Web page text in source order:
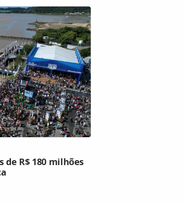
de R$ 180 milhões